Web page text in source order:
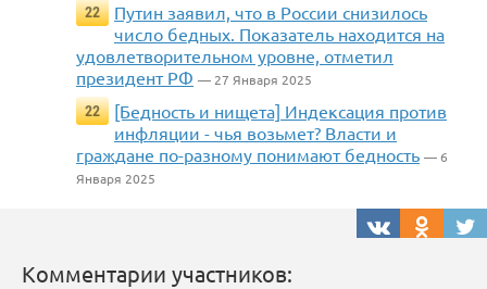
22
Путин заявил, что в России снизилось
число бедных. Показатель находится на
удовлетворительном уровне, отметил
президент РФ — 27 Января 2025
22
[Бедность и нищета] Индексация против
инфляции - чья возьмет? Власти и
граждане по-разному понимают бедность — 6
Января 2025
Комментарии участников: